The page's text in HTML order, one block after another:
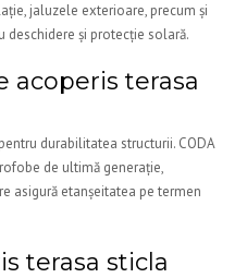
jaluzele exterioare, precum și
și protecție solară.
acoperis terasa
durabilitatea structurii. CODA
de ultimă generație,
asigură etanșeitatea pe termen
terasa sticla